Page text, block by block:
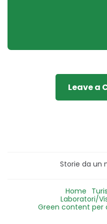
Leave a
Storie da un
Home
Laboratori/
Green content per